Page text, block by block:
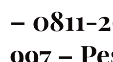
– 0811-
997 –